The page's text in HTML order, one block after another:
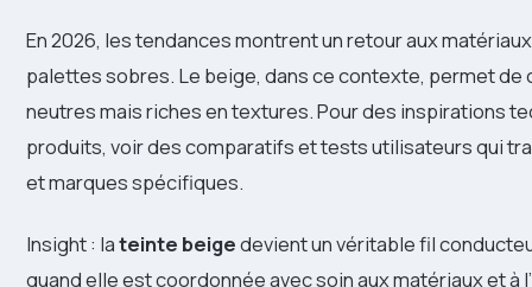
En 2026, les tendances montrent un retour aux
palettes sobres. Le beige, dans ce contexte, permet de
neutres mais riches en textures. Pour des inspirations
produits, voir des comparatifs et tests utilisateurs qui
et marques spécifiques.
Insight : lateinte beigedevient un véritable fil
quand elle est coordonnée avec soin aux matériaux et à